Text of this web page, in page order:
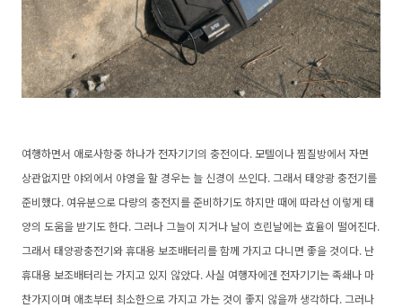
여행하면서 애로사항중 하나가 전자기기의 충전이다. 모텔이나 찜질방에서 자면
상관없지만 야외에서 야영을 할 경우는 늘 신경이 쓰인다. 그래서 태양광 충전기를
준비했다. 여유분으로 다량의 충전지를 준비하기도 하지만 때에 따라선 이렇게 태
양의 도움을 받기도 한다. 그러나 그늘이 지거나 날이 흐린날에는 효율이 떨어진다.
그래서 태양광충전기와 휴대용 보조배터리를 함께 가지고 다니면 좋을 것이다. 난
휴대용 보조배터리는 가지고 있지 않았다. 사실 여행자에겐 전자기기는 족쇄나 마
찬가지이며 애초부터 최소한으로 가지고 가는 것이 좋지 않을까 생각하다. 그러나